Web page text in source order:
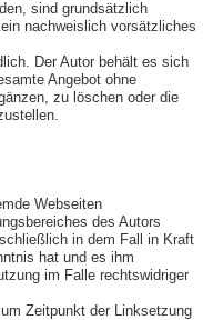
sind grundsätzlich
nachweislich vorsätzliches
Der Autor behält es sich
Angebot ohne
zu löschen oder die
Webseiten
des Autors
in dem Fall in Kraft
hat und es ihm
im Falle rechtswidriger
Zeitpunkt der Linksetzung